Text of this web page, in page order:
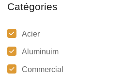
Catégories
Acier
Aluminuim
Commercial